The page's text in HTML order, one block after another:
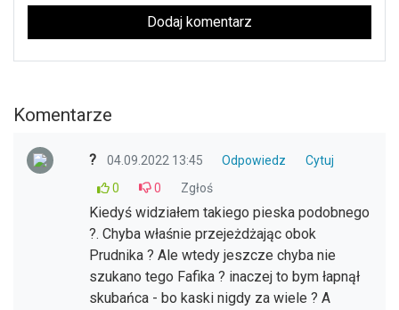
Dodaj komentarz
Komentarze
? 04.09.2022 13:45 Odpowiedz
Cytuj
0
0 Zgłoś
Kiedyś widziałem takiego pieska podobnego
?. Chyba właśnie przejeżdżając obok
Prudnika ? Ale wtedy jeszcze chyba nie
szukano tego Fafika ? inaczej to bym łapnął
skubańca - bo kaski nigdy za wiele ? A